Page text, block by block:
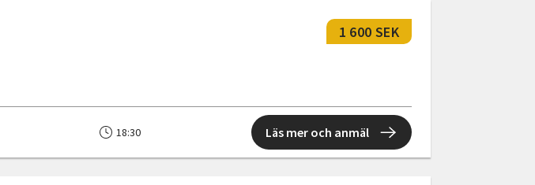
1 600 SEK
18:30 Läs mer och anmäl